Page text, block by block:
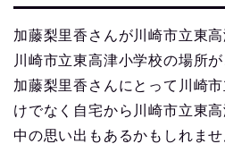
加藤梨里香さんが川崎市立東
川崎市立東高津小学校の場所
加藤梨里香さんにとって川崎
けでなく自宅から川崎市立東
中の思い出もあるかもしれませ